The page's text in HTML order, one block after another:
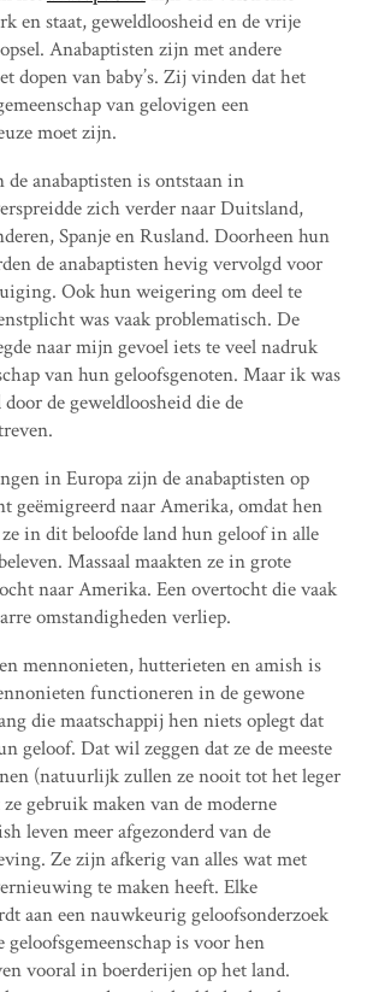
en staat, geweldloosheid en de vrije
Anabaptisten zijn met andere
dopen van baby’s. Zij vinden dat het
van gelovigen een
moet zijn.
de anabaptisten is ontstaan in
zich verder naar Duitsland,
Spanje en Rusland. Doorheen hun
de anabaptisten hevig vervolgd voor
Ook hun weigering om deel te
was vaak problematisch. De
naar mijn gevoel iets te veel nadruk
van hun geloofsgenoten. Maar ik was
de geweldloosheid die de
in Europa zijn de anabaptisten op
geëmigreerd naar Amerika, omdat hen
in dit beloofde land hun geloof in alle
Massaal maakten ze in grote
naar Amerika. Een overtocht die vaak
omstandigheden verliep.
mennonieten, hutterieten en amish is
functioneren in de gewone
die maatschappij hen niets oplegt dat
geloof. Dat wil zeggen dat ze de meeste
(natuurlijk zullen ze nooit tot het leger
gebruik maken van de moderne
leven meer afgezonderd van de
Ze zijn afkerig van alles wat met
te maken heeft. Elke
aan een nauwkeurig geloofsonderzoek
is voor hen
vooral in boerderijen op het land.